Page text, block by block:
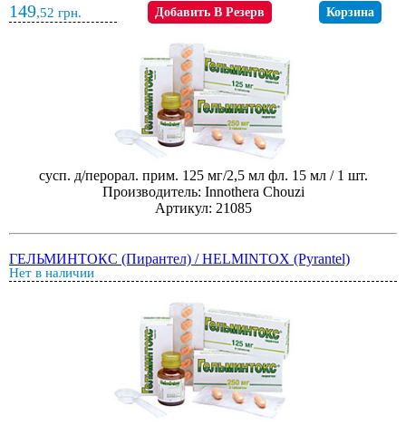
149,52 грн. Добавить В Резерв Корзина
сусп. д/перорал. прим. 125 мг/2,5 мл фл. 15 мл / 1 шт.
Производитель: Innothera Chouzi
Артикул: 21085
ГЕЛЬМИНТОКС (Пирантел) / HELMINTOX (Pyrantel)
Нет в наличии